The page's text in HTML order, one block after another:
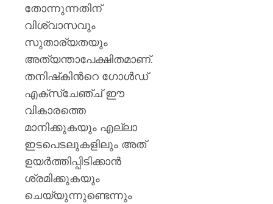
തോന്നുന്നതിന്
വിശ്വാസവും
സുതാര്യതയും
അത്യന്താപേക്ഷിതമാണ്.
തനിഷ്‌കിന്‍റെ ഗോൾഡ്
എക്‌സ്‌ചേഞ്ച് ഈ
വികാരത്തെ
മാനിക്കുകയും എല്ലാ
ഇടപെടലുകളിലും അത്
ഉയർത്തിപ്പിടിക്കാൻ
ശ്രമിക്കുകയും
ചെയ്യുന്നുണ്ടെന്നും